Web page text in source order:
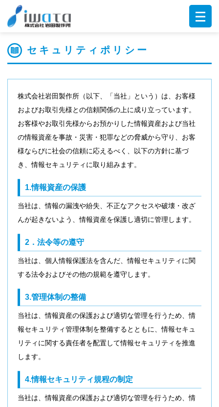
セキュリティポリシー
株式会社岩田製作所（以下、「当社」という）は、お客様
およびお取引先様との信頼関係の上に成り立っています。
お客様やお取引先様からお預かりした情報資産および当社
の情報資産を事故・災害・犯罪などの脅威から守り、お客
様ならびに社会の信頼に応えるべく、以下の方針に基づ
き、情報セキュリティに取り組みます。
1.情報資産の保護
当社は、情報の漏洩や紛失、不正なアクセスや破壊・改ざ
んが起きないよう、情報資産を保護し適切に管理します。
2．法令等の遵守
当社は、個人情報保護法を含んだ、情報セキュリティに関
する法令およびその他の規範を遵守します。
3.管理体制の整備
当社は、情報資産の保護および適切な管理を行うため、情
報セキュリティ管理体制を整備するとともに、情報セキュ
リティに関する責任者を配置して情報セキュリティを推進
します。
4.情報セキュリティ規程の制定
当社は、情報資産の保護および適切な管理を行うため、情